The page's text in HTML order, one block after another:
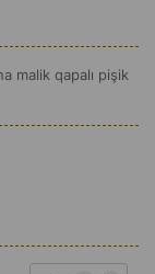
malik qapalı pişik